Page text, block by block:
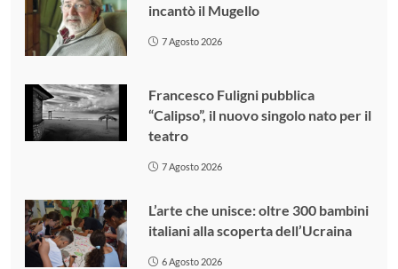
incantò il Mugello
7 Agosto 2026
Francesco Fuligni pubblica
“Calipso”, il nuovo singolo nato per il
teatro
7 Agosto 2026
L’arte che unisce: oltre 300 bambini
italiani alla scoperta dell’Ucraina
6 Agosto 2026